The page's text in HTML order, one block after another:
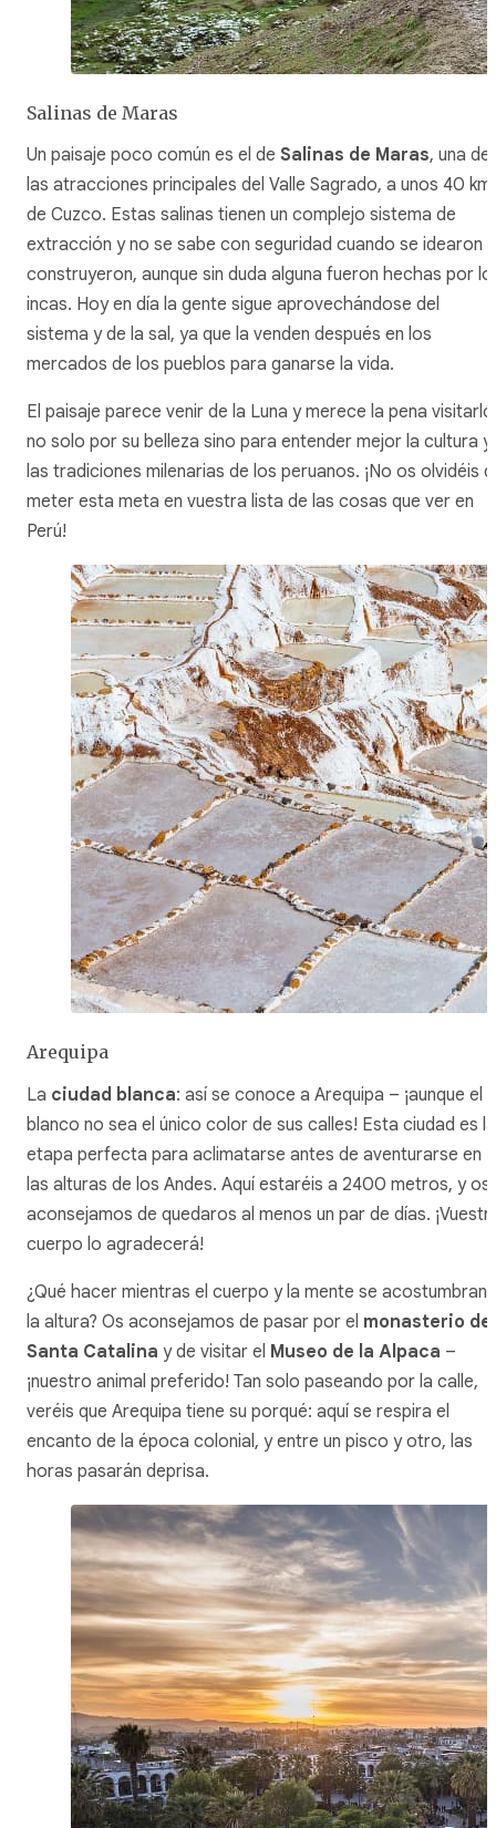
Salinas de Maras
Un paisaje poco común es el de Salinas de Maras, una de
las atracciones principales del Valle Sagrado, a unos 40 km
de Cuzco. Estas salinas tienen un complejo sistema de
extracción y no se sabe con seguridad cuando se idearon y
construyeron, aunque sin duda alguna fueron hechas por
incas. Hoy en día la gente sigue aprovechándose del
sistema y de la sal, ya que la venden después en los
mercados de los pueblos para ganarse la vida.
El paisaje parece venir de la Luna y merece la pena
no solo por su belleza sino para entender mejor la cultura y
las tradiciones milenarias de los peruanos. ¡No os olvidéis
meter esta meta en vuestra lista de las cosas que ver en
Perú!
Arequipa
La ciudad blanca: así se conoce a Arequipa – ¡aunque el
blanco no sea el único color de sus calles! Esta ciudad es la
etapa perfecta para aclimatarse antes de aventurarse en
las alturas de los Andes. Aquí estaréis a 2400 metros, y os
aconsejamos de quedaros al menos un par de días.
cuerpo lo agradecerá!
¿Qué hacer mientras el cuerpo y la mente se acostumbran
la altura? Os aconsejamos de pasar por el monasterio de
Santa Catalina y de visitar el Museo de la Alpaca –
¡nuestro animal preferido! Tan solo paseando por la calle,
veréis que Arequipa tiene su porqué: aquí se respira el
encanto de la época colonial, y entre un pisco y otro, las
horas pasarán deprisa.